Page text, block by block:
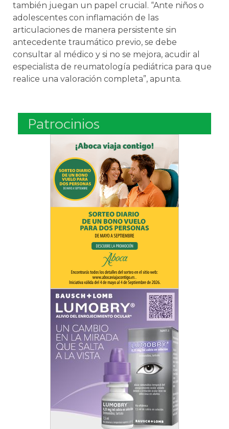
también juegan un papel crucial. “Ante niños o
adolescentes con inflamación de las
articulaciones de manera persistente sin
antecedente traumático previo, se debe
consultar al médico y si no se mejora, acudir al
especialista de reumatología pediátrica para que
realice una valoración completa”, apunta.
Patrocinios